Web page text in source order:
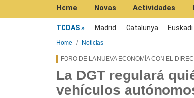
Home Novas Actividades
TODAS Madrid Catalunya Euskadi
Home Noticias
FORO DE LA NUEVA ECONOMÍA CON EL
La DGT regulará
vehículos